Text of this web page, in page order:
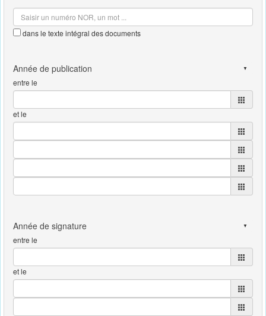
dans le texte intégral des documents
entre le
et le
entre le
et le